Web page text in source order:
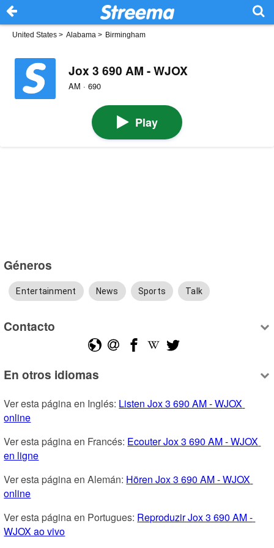
United States > Alabama > Birmingham
Jox 3 690 AM - WJOX
AM · 690
Play
Géneros
Entertainment News Sports Talk
Contacto
En otros idiomas
Ver esta página en Inglés: Listen Jox 3 690 AM - WJOX
online
Ver esta página en Francés: Ecouter Jox 3 690 AM - WJOX
en ligne
Ver esta página en Alemán: Hören Jox 3 690 AM - WJOX
online
Ver esta página en Portugues: Reproduzir Jox 3 690 AM -
WJOX ao vivo